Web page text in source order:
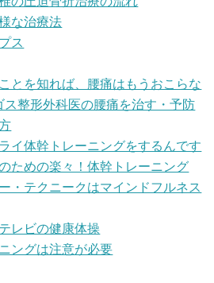
な治療法
ス
とを知れば、腰痛はもうおこらな
ス整形外科医の腰痛を治す・予防
イ体幹トレーニングをするんです
ための楽々！体幹トレーニング
・テクニークはマインドフルネス
レビの健康体操
ングは注意が必要